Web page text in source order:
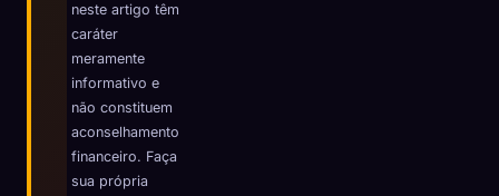
neste artigo têm
caráter
meramente
informativo e
não constituem
aconselhamento
financeiro. Faça
sua própria